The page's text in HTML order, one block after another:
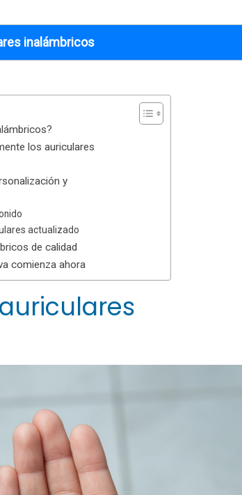
inalámbricos
los auriculares
y
actualizado
de calidad
comienza ahora